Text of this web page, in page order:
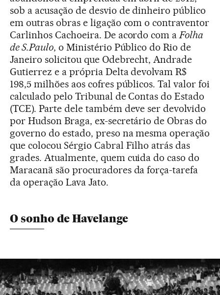
sob a acusação de desvio de dinheiro público
em outras obras e ligação com o contraventor
Carlinhos Cachoeira. De acordo com aFolha
de S.Paulo, o Ministério Público do Rio de
Janeiro solicitou que Odebrecht, Andrade
Gutierrez e a própria Delta devolvam R$
198,5 milhões aos cofres públicos. Tal valor foi
calculado pelo Tribunal de Contas do Estado
(TCE). Parte dele também deve ser devolvido
por Hudson Braga, ex-secretário de Obras do
governo do estado, preso na mesma operação
que colocou Sérgio Cabral Filho atrás das
grades. Atualmente, quem cuida do caso do
Maracanã são procuradores da força-tarefa
da operação Lava Jato.
O sonho de Havelange